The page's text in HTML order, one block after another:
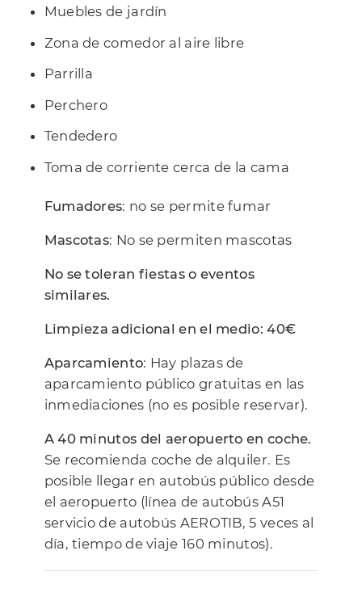
Muebles de jardín
Zona de comedor al aire libre
Parrilla
Perchero
Tendedero
Toma de corriente cerca de la cama
Fumadores: no se permite fumar
Mascotas: No se permiten mascotas
No se toleran fiestas o eventos
similares.
Limpieza adicional en el medio: 40€
Aparcamiento: Hay plazas de
aparcamiento público gratuitas en las
inmediaciones (no es posible reservar).
A 40 minutos del aeropuerto en coche.
Se recomienda coche de alquiler. Es
posible llegar en autobús público desde
el aeropuerto (línea de autobús A51
servicio de autobús AEROTIB, 5 veces al
día, tiempo de viaje 160 minutos).